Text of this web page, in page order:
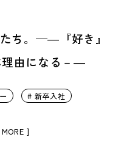
ち。—―『好き』
理由になる－―
# 新卒入社
]